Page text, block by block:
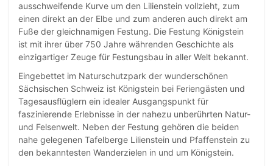
ausschweifende Kurve um den Lilienstein vollzieht, zum
einen direkt an der Elbe und zum anderen auch direkt am
Fuße der gleichnamigen Festung. Die Festung Königstein
ist mit ihrer über 750 Jahre währenden Geschichte als
einzigartiger Zeuge für Festungsbau in aller Welt bekannt.
Eingebettet im Naturschutzpark der wunderschönen
Sächsischen Schweiz ist Königstein bei Feriengästen und
Tagesausflüglern ein idealer Ausgangspunkt für
faszinierende Erlebnisse in der nahezu unberührten Natur-
und Felsenwelt. Neben der Festung gehören die beiden
nahe gelegenen Tafelberge Lilienstein und Pfaffenstein zu
den bekanntesten Wanderzielen in und um Königstein.